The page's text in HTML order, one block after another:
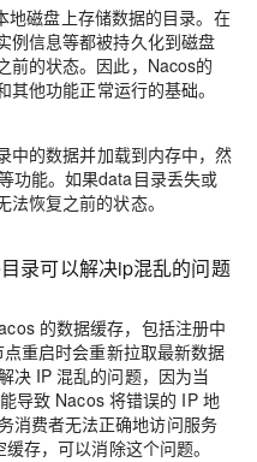
磁盘上存储数据的目录。在
例信息等都被持久化到磁盘
前的状态。因此，Nacos的
他功能正常运行的基础。
中的数据并加载到内存中，然
功能。如果data目录丢失或
恢复之前的状态。
录可以解决ip混乱的问题
的数据缓存，包括注册中
重启时会重新拉取最新数据
决 IP 混乱的问题，因为当
导致 Nacos 将错误的 IP 地
消费者无法正确地访问服务
存，可以消除这个问题。